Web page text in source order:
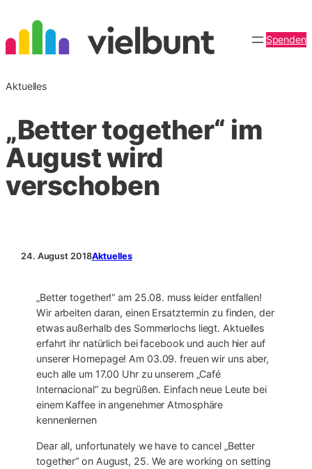
Inhalt
springen
Spenden
Aktuelles
„Better together“ im
August wird
verschoben
24. August 2018Aktuelles
„Better together!“ am 25.08. muss leider entfallen!
Wir arbeiten daran, einen Ersatztermin zu finden, der
etwas außerhalb des Sommerlochs liegt. Aktuelles
erfahrt ihr natürlich bei facebook und auch hier auf
unserer Homepage! Am 03.09. freuen wir uns aber,
euch alle um 17.00 Uhr zu unserem „Café
Internacional“ zu begrüßen. Einfach neue Leute bei
einem Kaffee in angenehmer Atmosphäre
kennenlernen
Dear all, unfortunately we have to cancel „Better
together“ on August, 25. We are working on setting